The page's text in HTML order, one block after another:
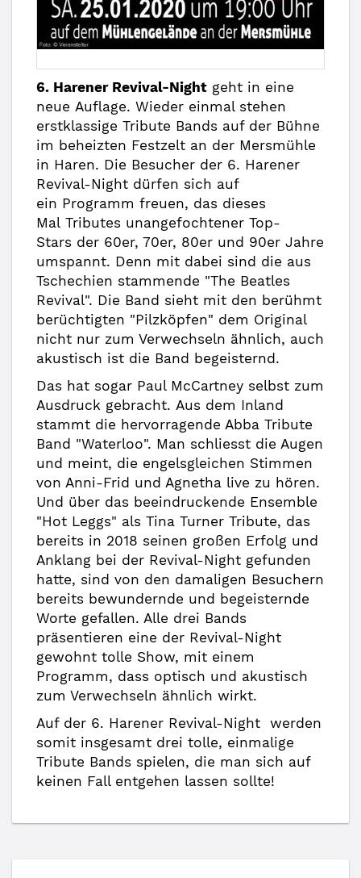
6. Harener Revival-Night geht in eine
neue Auflage. Wieder einmal stehen
erstklassige Tribute Bands auf der Bühne
im beheizten Festzelt an der Mersmühle
in Haren. Die Besucher der 6. Harener
Revival-Night dürfen sich auf
ein Programm freuen, das dieses
Mal Tributes unangefochtener Top-
Stars der 60er, 70er, 80er und 90er Jahre
umspannt. Denn mit dabei sind die aus
Tschechien stammende "The Beatles
Revival". Die Band sieht mit den berühmt
berüchtigten "Pilzköpfen" dem Original
nicht nur zum Verwechseln ähnlich, auch
akustisch ist die Band begeisternd.
Das hat sogar Paul McCartney selbst zum
Ausdruck gebracht. Aus dem Inland
stammt die hervorragende Abba Tribute
Band "Waterloo". Man schliesst die Augen
und meint, die engelsgleichen Stimmen
von Anni-Frid und Agnetha live zu hören.
Und über das beeindruckende Ensemble
"Hot Leggs" als Tina Turner Tribute, das
bereits in 2018 seinen großen Erfolg und
Anklang bei der Revival-Night gefunden
hatte, sind von den damaligen Besuchern
bereits bewundernde und begeisternde
Worte gefallen. Alle drei Bands
präsentieren eine der Revival-Night
gewohnt tolle Show, mit einem
Programm, dass optisch und akustisch
zum Verwechseln ähnlich wirkt.
Auf der 6. Harener Revival-Night werden
somit insgesamt drei tolle, einmalige
Tribute Bands spielen, die man sich auf
keinen Fall entgehen lassen sollte!